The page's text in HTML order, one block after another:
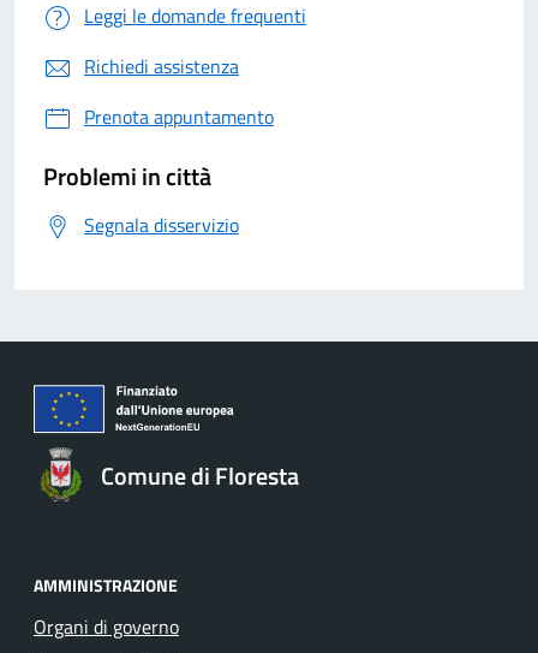
Leggi le domande frequenti
Richiedi assistenza
Prenota appuntamento
Problemi in città
Segnala disservizio
Comune di Floresta
AMMINISTRAZIONE
Organi di governo